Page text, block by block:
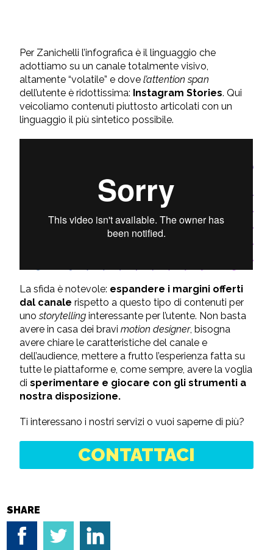
Per Zanichelli l’infografica è il linguaggio che
adottiamo su un canale totalmente visivo,
altamente “volatile” e dove l’attention span
dell’utente è ridottissima: Instagram Stories. Qui
veicoliamo contenuti piuttosto articolati con un
linguaggio il più sintetico possibile.
La sfida è notevole: espandere i margini offerti
dal canale rispetto a questo tipo di contenuti per
unostorytelling interessante per l’utente. Non basta
avere in casa dei bravimotion designer, bisogna
avere chiare le caratteristiche del canale e
dell’audience, mettere a frutto l’esperienza fatta su
tutte le piattaforme e, come sempre, avere la voglia
disperimentare e giocare con gli strumenti a
nostra disposizione.
Ti interessano i nostri servizi o vuoi saperne di più?
CONTATTACI
SHARE